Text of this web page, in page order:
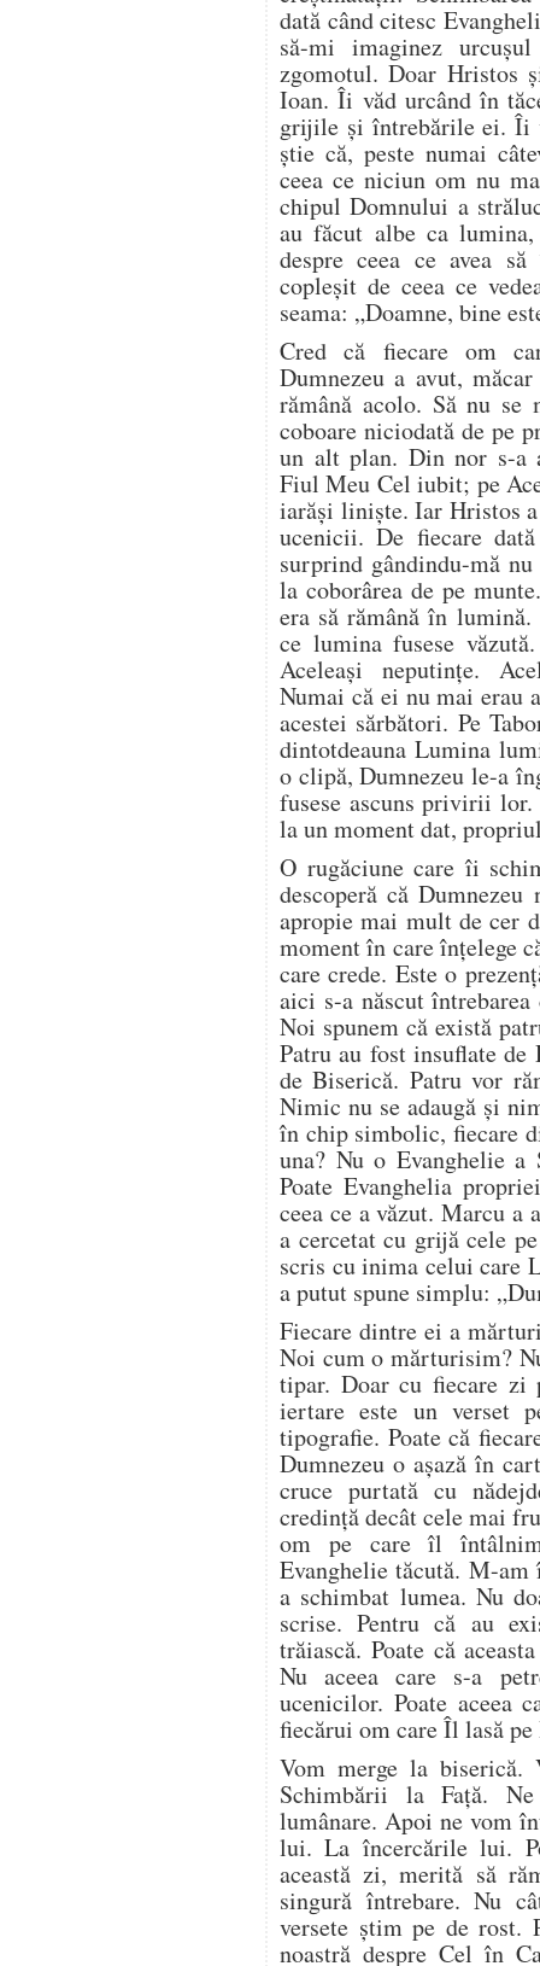
dată când citesc
să-mi imaginez
zgomotul. Doar Hristos
Ioan. Îi văd urcând în
grijile și întrebările ei. Îi
știe că, peste numai
ceea ce niciun om nu
chipul Domnului a
au făcut albe ca
despre ceea ce avea
copleșit de ceea ce
seama: „Doamne, bine
Cred că fiecare om
Dumnezeu a avut,
rămână acolo. Să nu
coboare niciodată de pe
un alt plan. Din nor s-a
Fiul Meu Cel iubit; pe
iarăși liniște. Iar Hristos
ucenicii. De fiecare
surprind gândindu-mă
la coborârea de pe
era să rămână în lumină.
ce lumina fusese
Aceleași neputințe.
Numai că ei nu mai erau
acestei sărbători. Pe
dintotdeauna Lumina
o clipă, Dumnezeu le-a
fusese ascuns privirii
la un moment dat,
O rugăciune care îi
descoperă că
apropie mai mult de cer
moment în care înțelege
care crede. Este o
aici s-a născut
Noi spunem că există
Patru au fost insuflate
de Biserică. Patru vor
Nimic nu se adaugă și
în chip simbolic, fiecare
una? Nu o Evanghelie
Poate Evanghelia
ceea ce a văzut. Marcu
a cercetat cu grijă cele
scris cu inima celui care
a putut spune simplu:
Fiecare dintre ei a
Noi cum o mărturisim?
tipar. Doar cu fiecare zi
iertare este un verset
tipografie. Poate că
Dumnezeu o așază în
cruce purtată cu
credință decât cele mai
om pe care îl
Evanghelie tăcută. M-am
a schimbat lumea. Nu
scrise. Pentru că au
trăiască. Poate că
Nu aceea care s-a
ucenicilor. Poate aceea
fiecărui om care Îl lasă
Vom merge la biserică.
Schimbării la Față.
lumânare. Apoi ne vom
lui. La încercările lui.
această zi, merită să
singură întrebare. Nu
versete știm pe de rost.
noastră despre Cel în